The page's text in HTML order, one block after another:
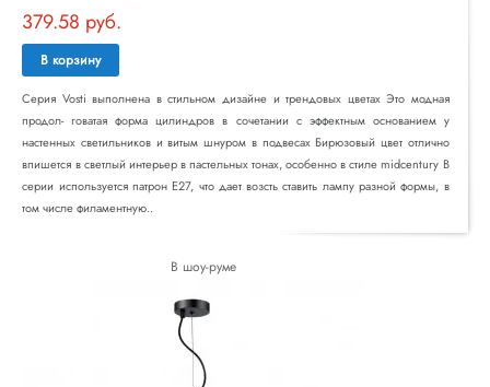
379.58 руб.
В корзину
Серия Vosti выполнена в стильном дизайне и трендовых цветах Это модная
продол- говатая форма цилиндров в сочетании с эффектным основанием у
настенных светильников и витым шнуром в подвесах Бирюзовый цвет отлично
впишется в светлый интерьер в пастельных тонах, особенно в стиле midcentury В
серии используется патрон Е27, что дает возсть ставить лампу разной формы, в
том числе филаментную..
В шоу-руме